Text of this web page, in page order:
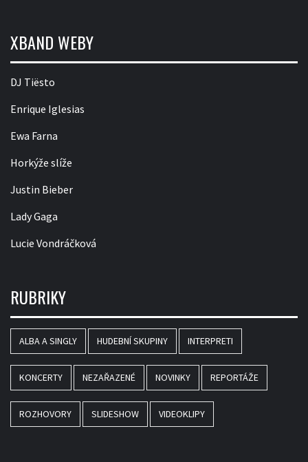
XBAND WEBY
DJ Tiësto
Enrique Iglesias
Ewa Farna
Horkýže slíže
Justin Bieber
Lady Gaga
Lucie Vondráčková
RUBRIKY
ALBA A SINGLY HUDEBNÍ SKUPINY INTERPRETI
KONCERTY NEZAŘAZENÉ NOVINKY REPORTÁŽE
ROZHOVORY SLIDESHOW VIDEOKLIPY